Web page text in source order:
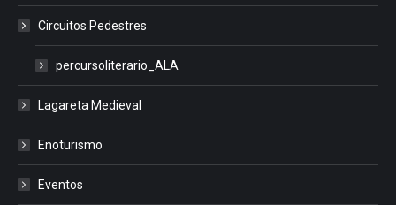
Circuitos Pedestres
percursoliterario_ALA
Lagareta Medieval
Enoturismo
Eventos